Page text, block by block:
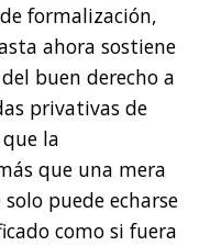
formalización,
ahora sostiene
buen derecho a
privativas de
la
que una mera
puede echarse
como si fuera